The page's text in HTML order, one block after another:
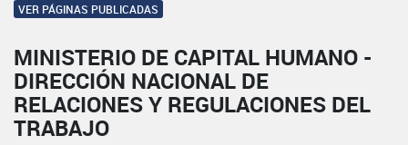
VER PÁGINAS PUBLICADAS
MINISTERIO DE CAPITAL HUMANO -
DIRECCIÓN NACIONAL DE
RELACIONES Y REGULACIONES DEL
TRABAJO